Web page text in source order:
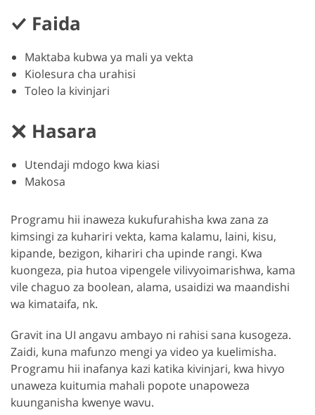
Faida
Maktaba kubwa ya mali ya vekta
Kiolesura cha urahisi
Toleo la kivinjari
Hasara
Utendaji mdogo kwa kiasi
Makosa
Programu hii inaweza kukufurahisha kwa zana za
kimsingi za kuhariri vekta, kama kalamu, laini, kisu,
kipande, bezigon, kihariri cha upinde rangi. Kwa
kuongeza, pia hutoa vipengele vilivyoimarishwa, kama
vile chaguo za boolean, alama, usaidizi wa maandishi
wa kimataifa, nk.
Gravit ina UI angavu ambayo ni rahisi sana kusogeza.
Zaidi, kuna mafunzo mengi ya video ya kuelimisha.
Programu hii inafanya kazi katika kivinjari, kwa hivyo
unaweza kuitumia mahali popote unapoweza
kuunganisha kwenye wavu.